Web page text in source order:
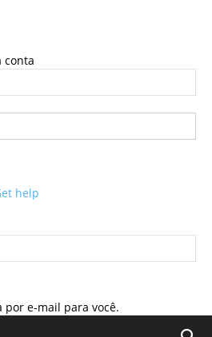
conta
help
por e-mail para você.